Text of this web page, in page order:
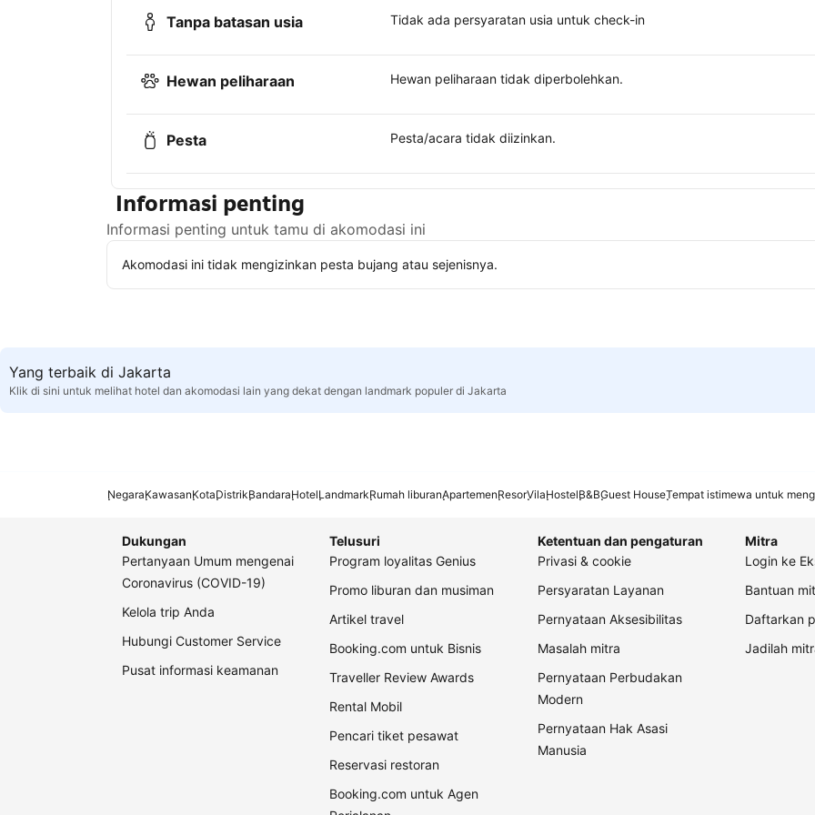
Tanpa batasan usia Tidak ada persyaratan usia untuk check-in
Hewan peliharaan Hewan peliharaan tidak diperbolehkan.
Pesta Pesta/acara tidak diizinkan.
Informasi penting
Informasi penting untuk tamu di akomodasi ini
Akomodasi ini tidak mengizinkan pesta bujang atau sejenisnya.
Yang terbaik di Jakarta
Klik di sini untuk melihat hotel dan akomodasi lain yang dekat dengan landmark populer di Jakarta
NegaraKawasanKotaDistrikBandaraHotelLandmarkRumah liburanApartemenResorVilaHostelB&BGuest HouseTempat istimewa untuk
Dukungan
Pertanyaan Umum mengenai
Coronavirus (COVID-19)
Kelola trip Anda
Hubungi Customer Service
Pusat informasi keamanan
Telusuri
Program loyalitas Genius
Promo liburan dan musiman
Artikel travel
Booking.com untuk Bisnis
Traveller Review Awards
Rental Mobil
Pencari tiket pesawat
Reservasi restoran
Booking.com untuk Agen
Ketentuan dan pengaturan
Privasi & cookie
Persyaratan Layanan
Pernyataan Aksesibilitas
Masalah mitra
Pernyataan Perbudakan
Modern
Pernyataan Hak Asasi
Manusia
Mitra
Login ke
Bantuan
Daftarkan
Jadilah